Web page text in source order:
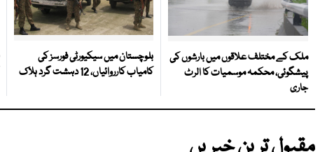
ملک کے مختلف علاقوں میں بارشوں کی
پیشگوئی، محکمہ موسمیات کا الرٹ
جاری
بلوچستان میں سیکیورٹی فورسز کی
کامیاب کارروائیاں، 12 دہشت گرد ہلاک